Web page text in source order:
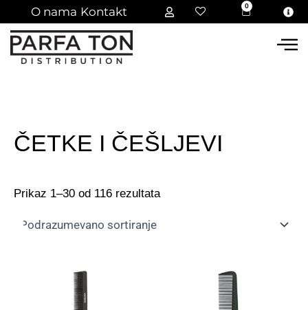
na
sadržaj
O nama Kontakt 0
Cart
ČETKE I ČEŠLJEVI
Prikaz 1–30 od 116 rezultata